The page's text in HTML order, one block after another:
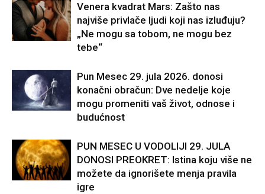
Venera kvadrat Mars: Zašto nas
najviše privlače ljudi koji nas izluđuju?
„Ne mogu sa tobom, ne mogu bez
tebe“
Pun Mesec 29. jula 2026. donosi
konačni obračun: Dve nedelje koje
mogu promeniti vaš život, odnose i
budućnost
PUN MESEC U VODOLIJI 29. JULA
DONOSI PREOKRET: Istina koju više ne
možete da ignorišete menja pravila
igre